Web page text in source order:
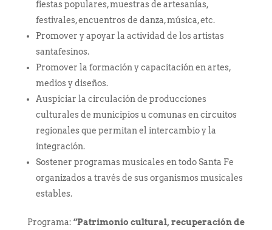
fiestas populares, muestras de artesanías,
festivales, encuentros de danza, música, etc.
Promover y apoyar la actividad de los artistas
santafesinos.
Promover la formación y capacitación en artes,
medios y diseños.
Auspiciar la circulación de producciones
culturales de municipios u comunas en circuitos
regionales que permitan el intercambio y la
integración.
Sostener programas musicales en todo Santa Fe
organizados a través de sus organismos musicales
estables.
Programa: “Patrimonio cultural, recuperación de